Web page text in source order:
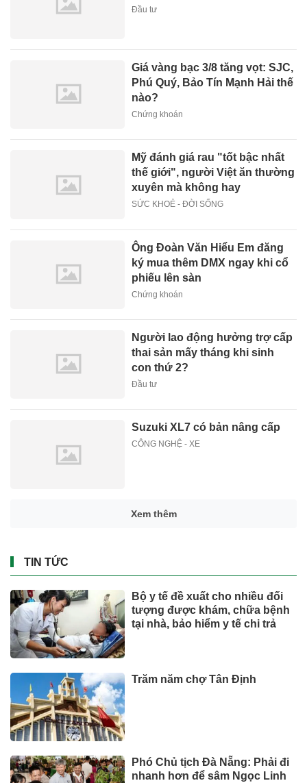
Đầu tư
Giá vàng bạc 3/8 tăng vọt: SJC,
Phú Quý, Bảo Tín Mạnh Hải thế
nào?
Chứng khoán
Mỹ đánh giá rau "tốt bậc nhất
thế giới", người Việt ăn thường
xuyên mà không hay
SỨC KHOẺ - ĐỜI SỐNG
Ông Đoàn Văn Hiểu Em đăng
ký mua thêm DMX ngay khi cổ
phiếu lên sàn
Chứng khoán
Người lao động hưởng trợ cấp
thai sản mấy tháng khi sinh
con thứ 2?
Đầu tư
Suzuki XL7 có bản nâng cấp
CÔNG NGHỆ - XE
Xem thêm
TIN TỨC
Bộ y tế đề xuất cho nhiều đối
tượng được khám, chữa bệnh
tại nhà, bảo hiểm y tế chi trả
Trăm năm chợ Tân Định
Phó Chủ tịch Đà Nẵng: Phải đi
nhanh hơn để sâm Ngọc Linh